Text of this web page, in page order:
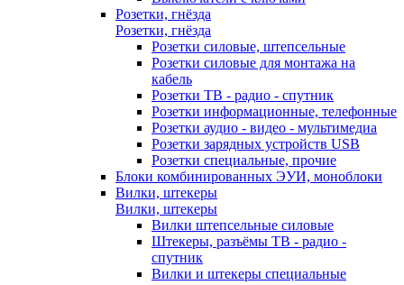
Розетки, гнёзда
Розетки, гнёзда
Розетки силовые, штепсельные
Розетки силовые для монтажа на
кабель
Розетки ТВ - радио - спутник
Розетки информационные, телефонные
Розетки аудио - видео - мультимедиа
Розетки зарядных устройств USB
Розетки специальные, прочие
Блоки комбинированных ЭУИ, моноблоки
Вилки, штекеры
Вилки, штекеры
Вилки штепсельные силовые
Штекеры, разъёмы ТВ - радио -
спутник
Вилки и штекеры специальные